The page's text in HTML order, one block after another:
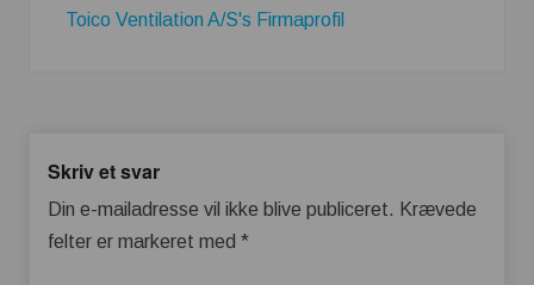
Toico Ventilation A/S's Firmaprofil
Skriv et svar
Din e-mailadresse vil ikke blive publiceret. Krævede
felter er markeret med *